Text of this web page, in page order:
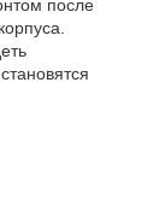
после